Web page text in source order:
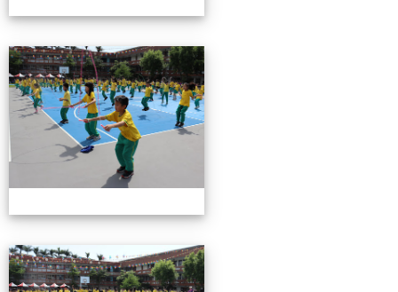
0503運動會花絮-3
0503運動會花絮-3